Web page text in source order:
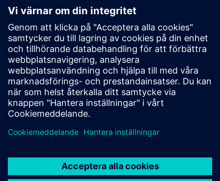
Läs G2 recension
Utmärkt verktyg för 3D-
modellering och ritning
Verifierad användare inom flyg och flyg, företagskund
Läs G2 recension